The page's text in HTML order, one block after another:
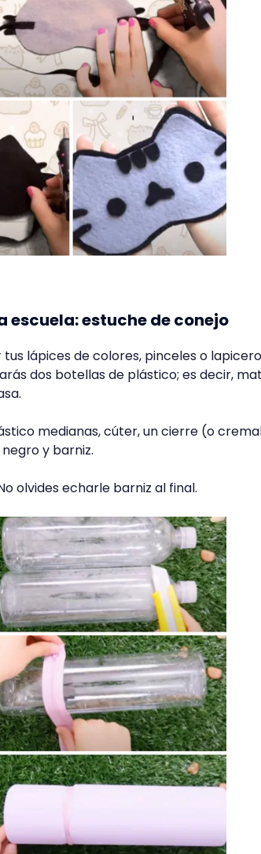
escuela: estuche de conejo
lápices de colores, pinceles o
dos botellas de plástico; es decir,
medianas, cúter, un cierre (o
y barniz.
olvides echarle barniz al final.